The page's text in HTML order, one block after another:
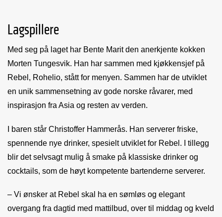
Lagspillere
Med seg på laget har Bente Marit den anerkjente kokken
Morten Tungesvik. Han har sammen med kjøkkensjef på
Rebel, Rohelio, stått for menyen. Sammen har de utviklet
en unik sammensetning av gode norske råvarer, med
inspirasjon fra Asia og resten av verden.
I baren står Christoffer Hammerås. Han serverer friske,
spennende nye drinker, spesielt utviklet for Rebel. I tillegg
blir det selvsagt mulig å smake på klassiske drinker og
cocktails, som de høyt kompetente bartenderne serverer.
– Vi ønsker at Rebel skal ha en sømløs og elegant
overgang fra dagtid med mattilbud, over til middag og kveld